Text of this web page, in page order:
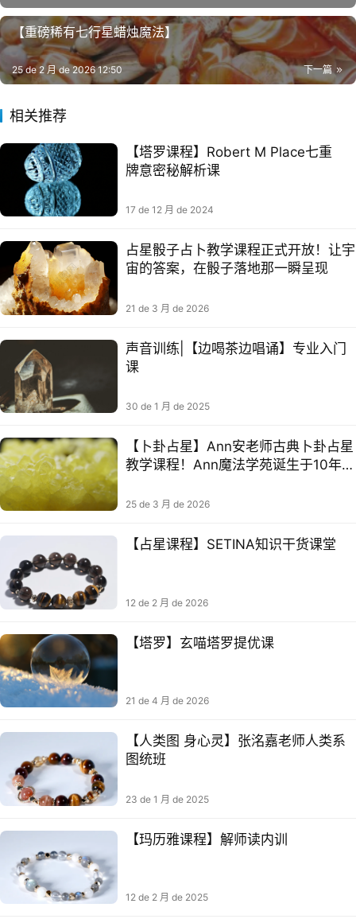
【重磅稀有七行星蜡烛魔法】
下一篇
25 de 2 月 de 2026 12:50
相关推荐
【‮罗塔‬课程】Robert M Place七重‮‮
秘⁠密‬‎‬‮意⁠牌‬‎解‮课析‬‮‬
17 de 12 月 de 2024
占星骰子占卜教学课程正式开放！让宇
宙的答案，在骰子落地那一瞬呈现
21 de 3 月 de 2026
声音训练|【边喝茶边唱诵】专业入门
课
30 de 1 月 de 2025
【卜卦占星】Ann安老师古典卜卦占星
教学课程！Ann魔法学苑诞生于10年
醒了很多灵魂的内在成长
25 de 3 月 de 2026
【占星课程】SETINA知识干货课堂
12 de 2 月 de 2026
【塔罗】玄喵塔罗提优课
21 de 4 月 de 2026
【人类图 身心灵】张洺嘉老师人类系
图‬统班
23 de 1 月 de 2025
【玛历雅‬课程】解师读‬内训​
12 de 2 月 de 2025